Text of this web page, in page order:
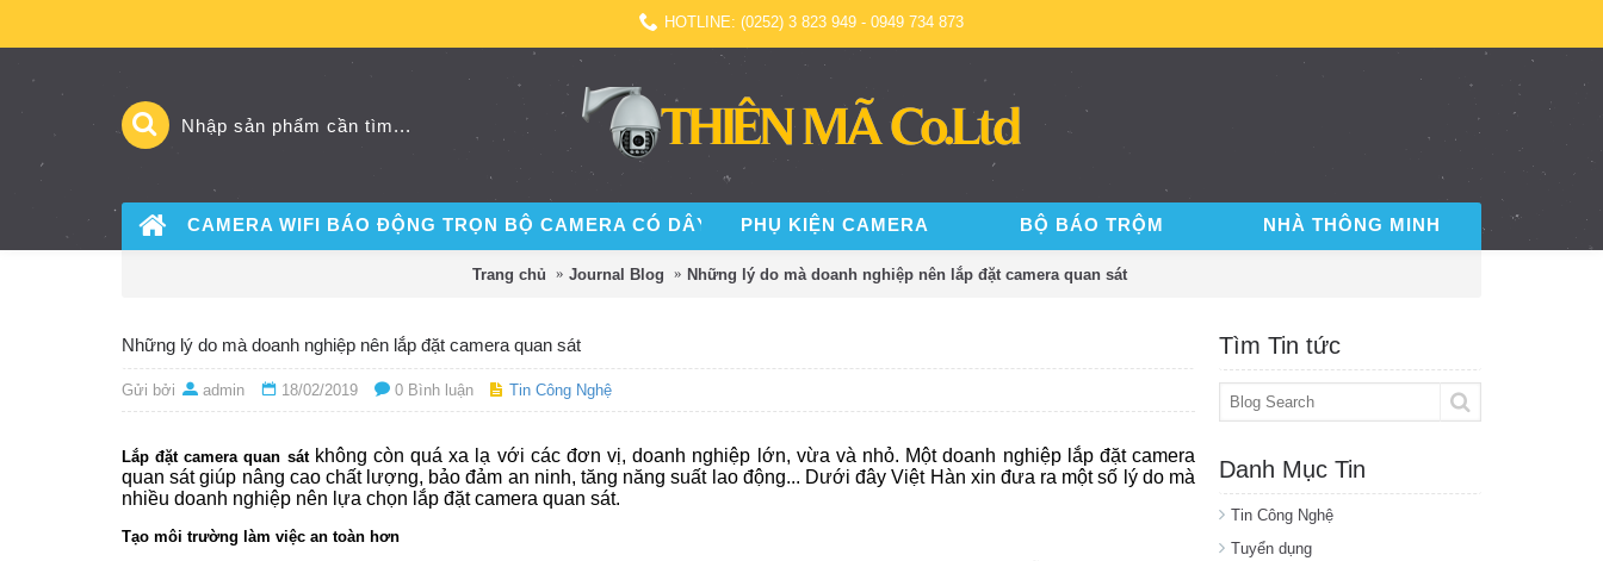
HOTLINE: (0252) 3 823 949 - 0949 734 873
CAMERA WIFI BÁO ĐỘNG TRỌN BỘ CAMERA CÓ DÂY PHỤ KIỆN CAMERA BỘ BÁO TRỘM NHÀ THÔNG MINH
Trang chủ Journal Blog Những lý do mà doanh nghiệp nên lắp đặt camera quan sát
Tìm Tin tức
Danh Mục Tin
Tin Công Nghệ
Tuyển dụng
Những lý do mà doanh nghiệp nên lắp đặt camera quan sát
Gửi bởi admin 18/02/2019 0 Bình luận Tin Công Nghệ
Lắp đặt camera quan sátkhông còn quá xa lạ với các đơn vị, doanh nghiệp lớn, vừa và nhỏ. Một doanh nghiệp lắp đặt camera
quan sát giúp nâng cao chất lượng, bảo đảm an ninh, tăng năng suất lao động... Dưới đây Việt Hàn xin đưa ra một số lý do mà
nhiều doanh nghiệp nên lựa chọn lắp đặt camera quan sát.
Tạo môi trường làm việc an toàn hơn